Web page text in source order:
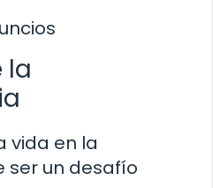
la
vida en la
ser un desafío